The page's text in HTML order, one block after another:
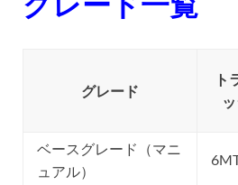
グレード
ト
ベースグレード（マニ
ュアル）